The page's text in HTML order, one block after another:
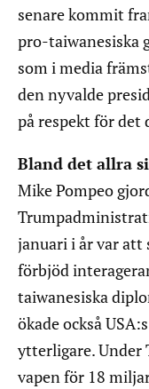
senare kommit
pro-taiwanesiska
som i media
den nyvalde
på respekt för
Bland det allra
Mike Pompeo
januari i år var att
förbjöd
taiwanesiska
ökade också
ytterligare. Under
vapen för 18